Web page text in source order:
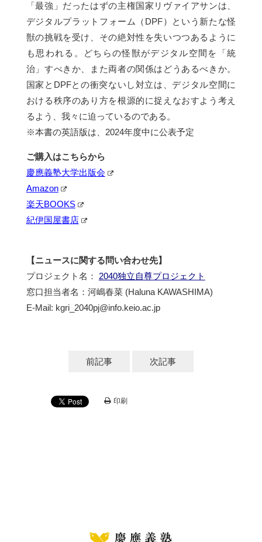
「最強」だったはずの主権国家リヴァイアサンは、
デジタルプラットフォーム（DPF）という新たな怪
獣の挑戦を受け、その絶対性を失いつつあるように
も思われる。どちらの怪獣がデジタル空間を「統
治」すべきか、また両者の関係はどうあるべきか。
国家とDPFとの衝突ないし対立は、デジタル空間に
おける秩序のあり方を根源的に捉えなおすよう考え
るよう、我々に迫っているのである。
※本書の英語版は、2024年度中に公表予定
ご購入はこちらから
慶應義塾大学出版会
Amazon
楽天BOOKS
紀伊国屋書店
【ニュースに関する問い合わせ先】
プロジェクト名： 2040独立自尊プロジェクト
窓口担当者名：河嶋春菜 (Haluna KAWASHIMA)
E-Mail: kgri_2040pj@info.keio.ac.jp
前記事 次記事
印刷